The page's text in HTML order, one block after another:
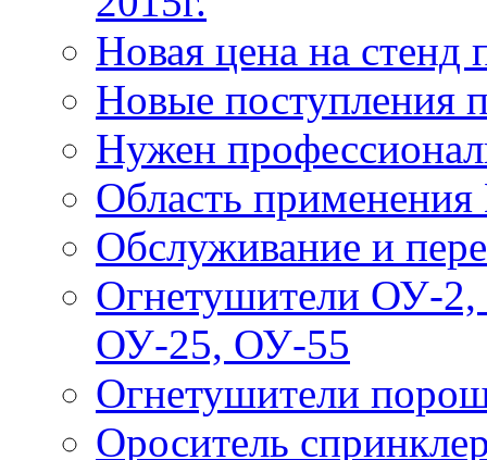
Новая цена на
Новые поступления
Нужен
Область
Обслуживание и
Огнетушители ОУ-
ОУ-25, ОУ-55
Огнетушители
Ороситель